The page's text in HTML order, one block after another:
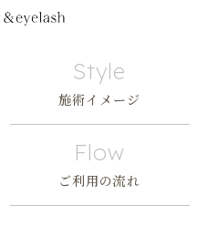
Style
施術イメージ
Flow
ご利用の流れ